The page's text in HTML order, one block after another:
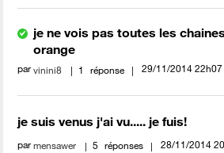
je ne vois pas toutes les chaines
orange
parvinini8 1 réponse ‎29/11/2014 22h07
je suis venus j'ai vu..... je fuis!
parmensawer 5 réponses ‎28/11/2014